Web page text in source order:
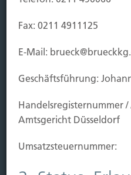
Leben
Vorsorgen
Kauf Grundstück
Baubeginn
Schaden
Fax: 0211 4911125
E-Mail:
Geschäftsführung:
Handels­registernummer
Amtsgericht Düsseldorf
Umsatzsteuer­nummer: